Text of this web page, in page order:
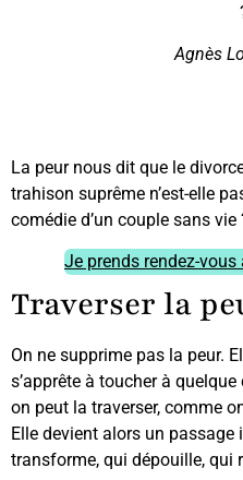
Agnès
La peur nous dit que le
trahison suprême n’est-elle
comédie d’un couple sans vie
Je prends rendez-vous
Traverser la
On ne supprime pas la peur.
s’apprête à toucher à
on peut la traverser, comme
Elle devient alors un passage
transforme, qui dépouille, qui